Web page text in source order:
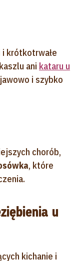
i krótkotrwałe
ani kataru u
i szybko
chorób,
, które
u
kichanie i